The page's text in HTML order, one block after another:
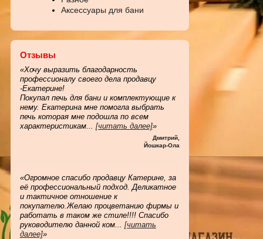
Аксессуары для бани
Отзывы
«Хочу выразить благодарность
профессионалу своего дела продавцу
-Екатерине!
Покупал печь для бани и комплектующие к
нему. Екатерина мне помогла выбрать
печь которая мне подошла по всем
характеристикам... [читать далее]»
Дмитрий,
Йошкар-Ола
«Огромное спасибо продавцу Катерине, за
её профессиональный подход. Деликатное
и тактичное отношение к
покупателю.Желаю процветанию фирмы и
работать в таком же стиле!!!! Спасибо
руководителю данной ком... [читать
далее]»